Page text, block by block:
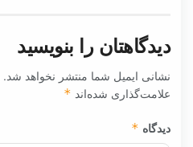
دیدگاهتان را بنویسید
نشانی ایمیل شما منتشر نخواهد شد.
علامت‌گذاری شده‌اند *
دیدگاه *